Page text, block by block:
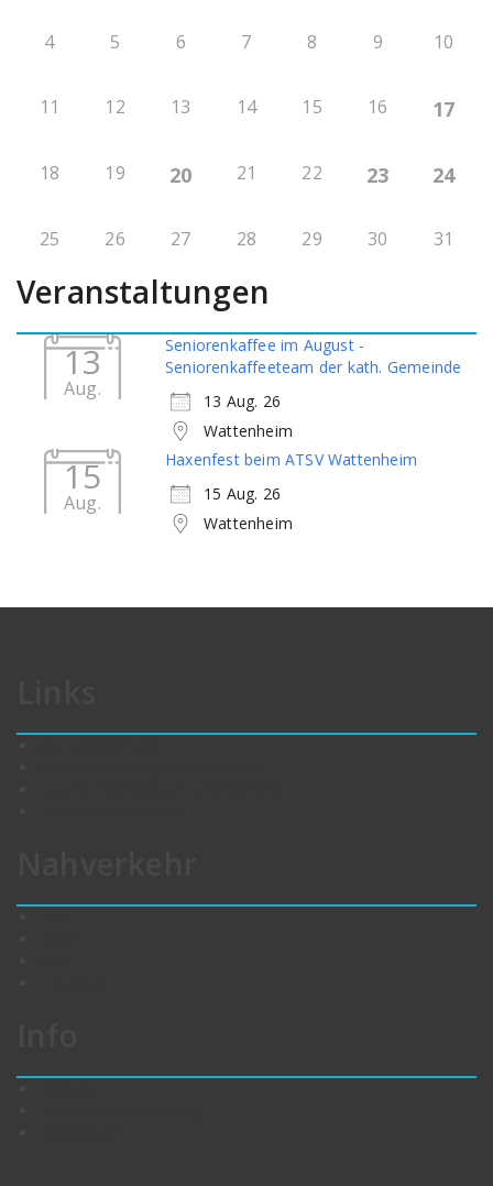
4 5 6 7 8 9 10
11 12 13 14 15 16 17
18 19 20 21 22 23 24
25 26 27 28 29 30 31
Veranstaltungen
13
Aug.
Seniorenkaffee im August -
Seniorenkaffeeteam der kath. Gemeinde
13 Aug. 26
Wattenheim
15
Aug.
Haxenfest beim ATSV Wattenheim
15 Aug. 26
Wattenheim